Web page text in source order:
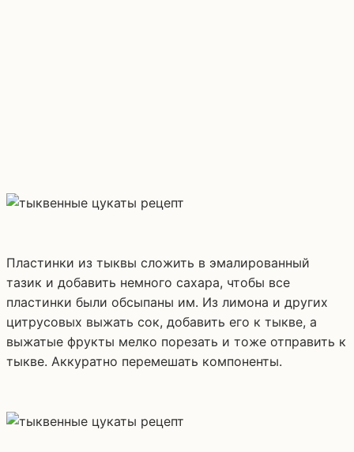
Пластинки из тыквы сложить в эмалированный
тазик и добавить немного сахара, чтобы все
пластинки были обсыпаны им. Из лимона и других
цитрусовых выжать сок, добавить его к тыкве, а
выжатые фрукты мелко порезать и тоже отправить к
тыкве. Аккуратно перемешать компоненты.